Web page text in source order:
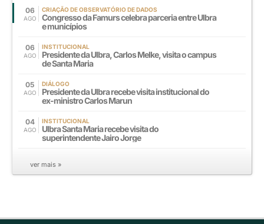
06
AGO
CRIAÇÃO DE OBSERVATÓRIO DE DADOS
Congresso da Famurs celebra parceria entre Ulbra
e municípios
06
AGO
INSTITUCIONAL
Presidente da Ulbra, Carlos Melke, visita o campus
de Santa Maria
05
AGO
DIÁLOGO
Presidente da Ulbra recebe visita institucional do
ex-ministro Carlos Marun
04
AGO
INSTITUCIONAL
Ulbra Santa Maria recebe visita do
superintendente Jairo Jorge
ver mais »